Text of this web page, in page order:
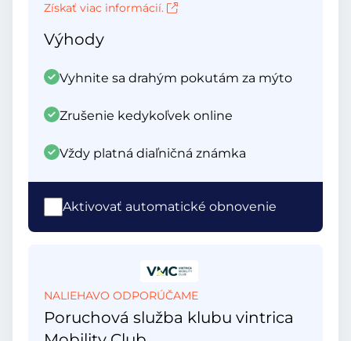
Získať viac informácií.
Výhody
Vyhnite sa drahým pokutám za mýto
Zrušenie kedykoľvek online
Vždy platná diaľničná známka
Aktivovať automatické obnovenie
NALIEHAVO ODPORÚČAME
Poruchová služba klubu vintrica